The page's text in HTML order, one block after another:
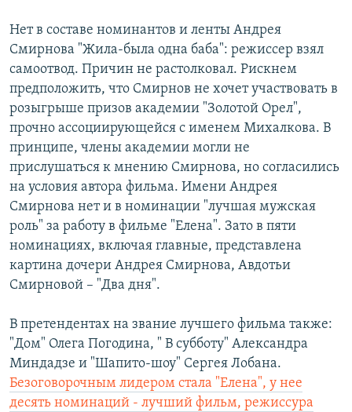
Нет в составе номинантов и ленты Андрея
Смирнова "Жила-была одна баба": режиссер взял
самоотвод. Причин не растолковал. Рискнем
предположить, что Смирнов не хочет участвовать в
розыгрыше призов академии "Золотой Орел",
прочно ассоциирующейся с именем Михалкова. В
принципе, члены академии могли не
прислушаться к мнению Смирнова, но согласились
на условия автора фильма. Имени Андрея
Смирнова нет и в номинации "лучшая мужская
роль" за работу в фильме "Елена". Зато в пяти
номинациях, включая главные, представлена
картина дочери Андрея Смирнова, Авдотьи
Смирновой – "Два дня".
В претендентах на звание лучшего фильма также:
"Дом" Олега Погодина, " В субботу" Александра
Миндадзе и "Шапито-шоу" Сергея Лобана.
Безоговорочным лидером стала "Елена", у нее
десять номинаций - лучший фильм, режиссура